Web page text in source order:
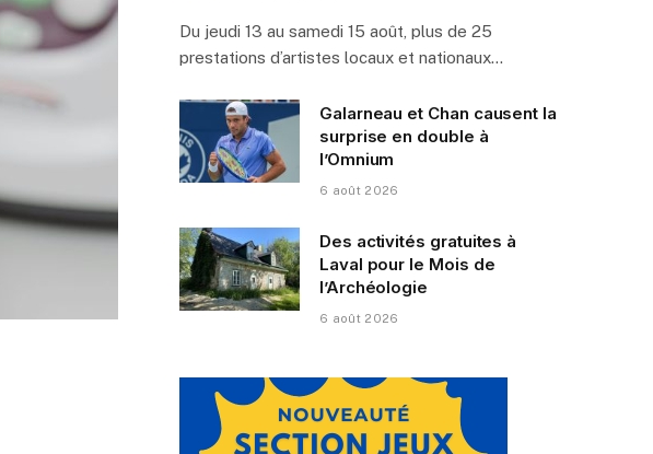
Du jeudi 13 au samedi 15 août, plus de 25
prestations d’artistes locaux et nationaux…
Galarneau et Chan causent la
surprise en double à
l’Omnium
6 août 2026
Des activités gratuites à
Laval pour le Mois de
l’Archéologie
6 août 2026